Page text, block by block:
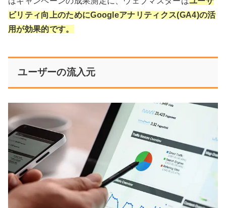
ビリティ向上のためにGoogleアナリティクス(GA4)の活
用が効果的です。
ユーザーの流入元